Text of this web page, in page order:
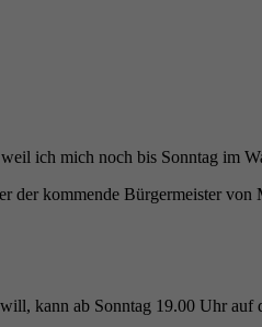
ich mich noch bis Sonntag im
der kommende Bürgermeister von
kann ab Sonntag 19.00 Uhr auf